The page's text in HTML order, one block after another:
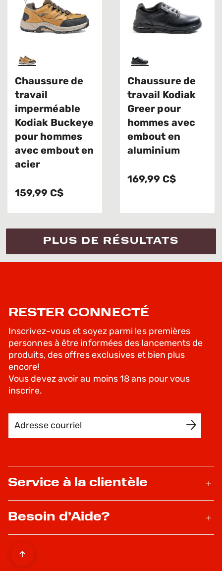
Chaussure de
travail
imperméable
Kodiak Buckeye
pour hommes
avec embout en
acier
159,99 C$
Chaussure de
travail Kodiak
Greer pour
hommes avec
embout en
aluminium
169,99 C$
PLUS DE RÉSULTATS
RESTER CONNECTÉ
Inscrivez-vous et soyez parmi les premières
personnes à être informées des lancements de
produits, des offres exclusives et bien plus
encore!
Vous devez avoir au moins 18 ans pour vous
inscrire.
Service à la clientèle
Besoin d’Aide?